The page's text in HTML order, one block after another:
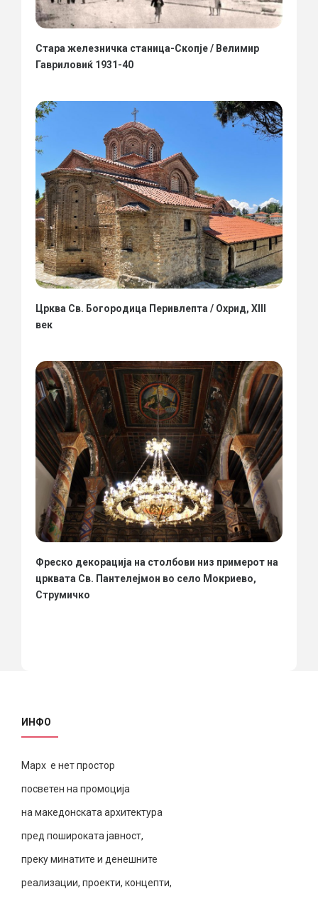
Стара железничка станица-Скопје / Велимир
Гавриловиќ 1931-40
Црква Св. Богородица Перивлепта / Охрид, XIII
век
Фреско декорација на столбови низ примерот на
црквата Св. Пантелејмон во село Мокриево,
Струмичко
ИНФО
Марх е нет простор
посветен на промоција
на македонската архитектура
пред пошироката јавност,
преку минатите и денешните
реализации, проекти, концепти,